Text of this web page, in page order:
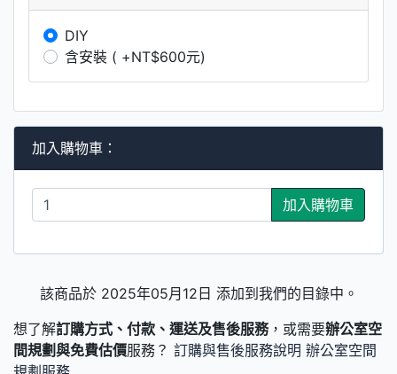
DIY
含安裝 ( +NT$600元)
加入購物車：
加入購物車
該商品於 2025年05月12日 添加到我們的目錄中。
想了解訂購方式、付款、運送及售後服務，或需要辦公室空
間規劃與免費估價服務？ 訂購與售後服務說明 辦公室空間